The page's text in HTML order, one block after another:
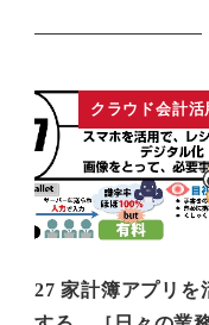
クラウド会計活
27 家計簿アプリを